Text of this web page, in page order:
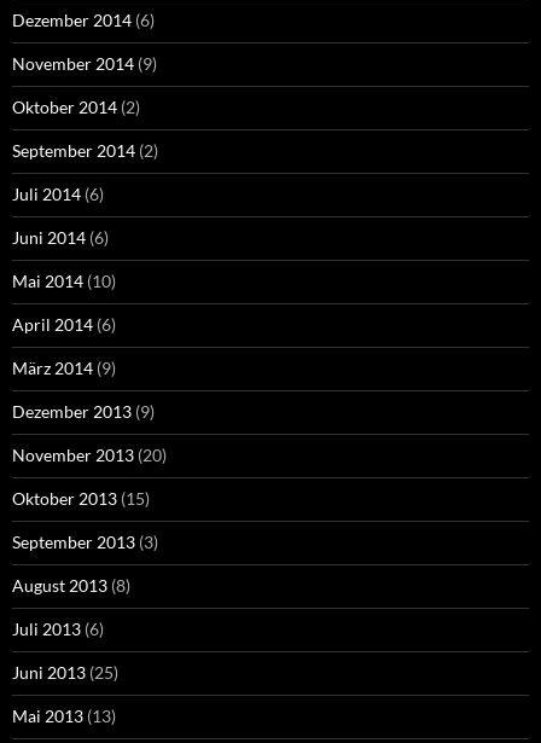
Dezember 2014 (6)
November 2014 (9)
Oktober 2014 (2)
September 2014 (2)
Juli 2014 (6)
Juni 2014 (6)
Mai 2014 (10)
April 2014 (6)
März 2014 (9)
Dezember 2013 (9)
November 2013 (20)
Oktober 2013 (15)
September 2013 (3)
August 2013 (8)
Juli 2013 (6)
Juni 2013 (25)
Mai 2013 (13)